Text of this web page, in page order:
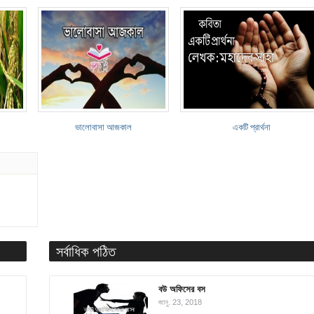
ভালোবাসা আজকাল একটি প্রার্থনা
সর্বাধিক পঠিত
বউ অফিসের বস
জানু. 23, 2018